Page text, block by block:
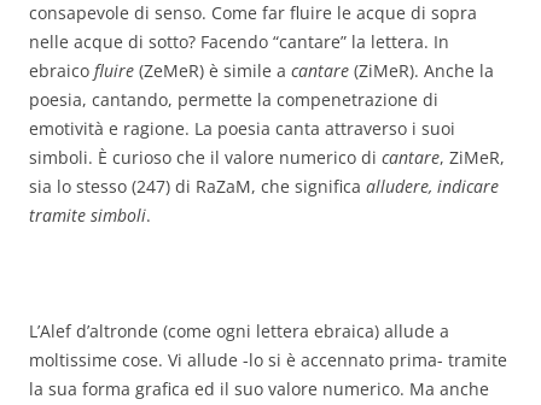
consapevole di senso. Come far fluire le acque di sopra
nelle acque di sotto? Facendo “cantare” la lettera. In
ebraico fluire (ZeMeR) è simile a cantare (ZiMeR). Anche la
poesia, cantando, permette la compenetrazione di
emotività e ragione. La poesia canta attraverso i suoi
simboli. È curioso che il valore numerico di cantare, ZiMeR,
sia lo stesso (247) di RaZaM, che significa alludere, indicare
tramite simboli.
L’Alef d’altronde (come ogni lettera ebraica) allude a
moltissime cose. Vi allude -lo si è accennato prima- tramite
la sua forma grafica ed il suo valore numerico. Ma anche